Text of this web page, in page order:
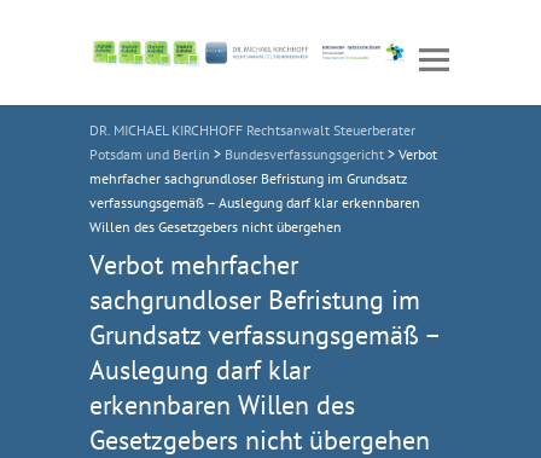
DR. MICHAEL KIRCHHOFF Rechtsanwalt Steuerberater
Potsdam und Berlin > Bundesverfassungsgericht > Verbot
mehrfacher sachgrundloser Befristung im Grundsatz
verfassungsgemäß – Auslegung darf klar erkennbaren
Willen des Gesetzgebers nicht übergehen
Verbot mehrfacher
sachgrundloser Befristung im
Grundsatz verfassungsgemäß –
Auslegung darf klar
erkennbaren Willen des
Gesetzgebers nicht übergehen